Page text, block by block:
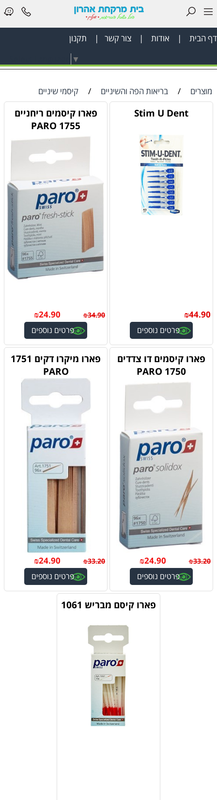
דף הבית | אודות | צור קשר | תקנון
▼
דף
הפה
והשיניים
מוצרים / בריאות הפה והשיניים / קיסמי שיניים
Stim U Dent
₪44.90
פרטים נוספים
פארו קיסמים ריחניים
1755 PARO
₪34.90
₪24.90
פרטים נוספים
פארו קיסמים דו צדדים
1750 PARO
₪33.20
₪24.90
פרטים נוספים
פארו מיקרו דקים 1751
PARO
₪33.20
₪24.90
פרטים נוספים
פארו קיסם מבריש 1061